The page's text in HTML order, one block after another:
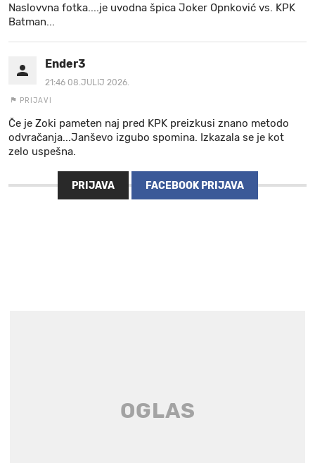
Naslovvna fotka....je uvodna špica Joker Opnković vs. KPK
Batman...
Ender3
21:46 08.JULIJ 2026.
PRIJAVI
Če je Zoki pameten naj pred KPK preizkusi znano metodo
odvračanja...Janševo izgubo spomina. Izkazala se je kot
zelo uspešna.
PRIJAVA FACEBOOK PRIJAVA